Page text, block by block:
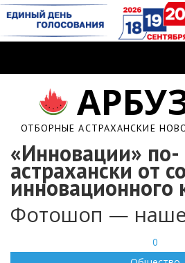
ОТБОРНЫЕ АСТРАХАНСКИЕ
«Инновации» по-
астрахански от
инновационного
Фотошоп — наше
0